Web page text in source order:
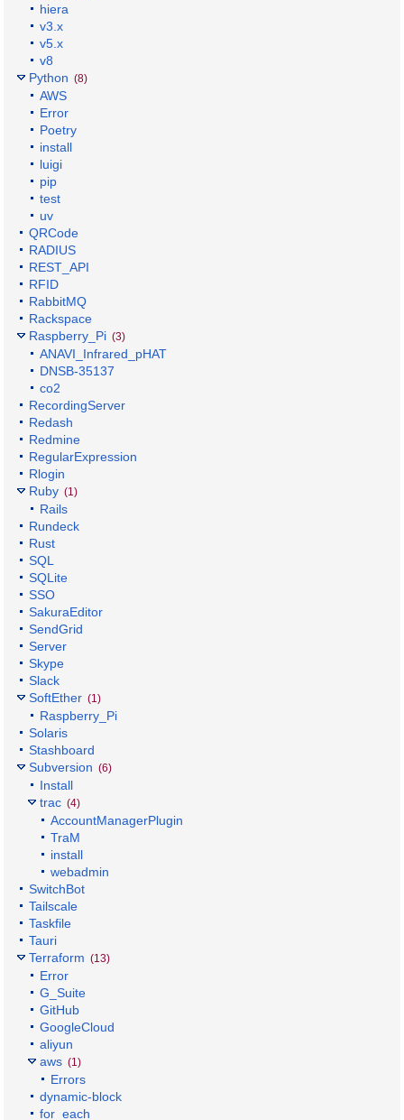
hiera
v3.x
v5.x
v8
Python (8)
AWS
Error
Poetry
install
luigi
pip
test
uv
QRCode
RADIUS
REST_API
RFID
RabbitMQ
Rackspace
Raspberry_Pi (3)
ANAVI_Infrared_pHAT
DNSB-35137
co2
RecordingServer
Redash
Redmine
RegularExpression
Rlogin
Ruby (1)
Rails
Rundeck
Rust
SQL
SQLite
SSO
SakuraEditor
SendGrid
Server
Skype
Slack
SoftEther (1)
Raspberry_Pi
Solaris
Stashboard
Subversion (6)
Install
trac (4)
AccountManagerPlugin
TraM
install
webadmin
SwitchBot
Tailscale
Taskfile
Tauri
Terraform (13)
Error
G_Suite
GitHub
GoogleCloud
aliyun
aws (1)
Errors
dynamic-block
for_each